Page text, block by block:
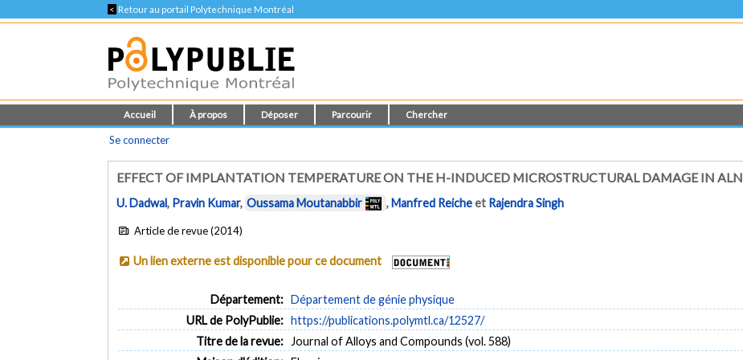
< Retour au portail Polytechnique Montréal
Accueil À propos Déposer Parcourir Chercher
Se connecter
EFFECT OF IMPLANTATION TEMPERATURE ON THE H-INDUCED MICROSTRUCTURAL DAMAGE IN ALN
U. Dadwal, Pravin Kumar, Oussama Moutanabbir ,Manfred Reicheet Rajendra Singh
Article de revue (2014)
Un lien externe est disponible pour ce document
Département: Département de génie physique
URL de PolyPublie: https://publications.polymtl.ca/12527/
Titre de la revue:
Journal of Alloys and Compounds (vol. 588)